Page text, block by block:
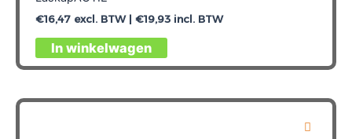
€16,47excl. BTW | €19,93incl. BTW
In winkelwagen
Dit
product
meerdere